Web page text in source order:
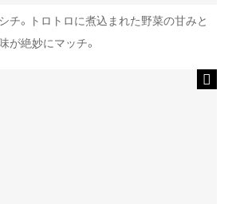
チ。トロトロに煮込まれた野菜の甘みと
が絶妙にマッチ。